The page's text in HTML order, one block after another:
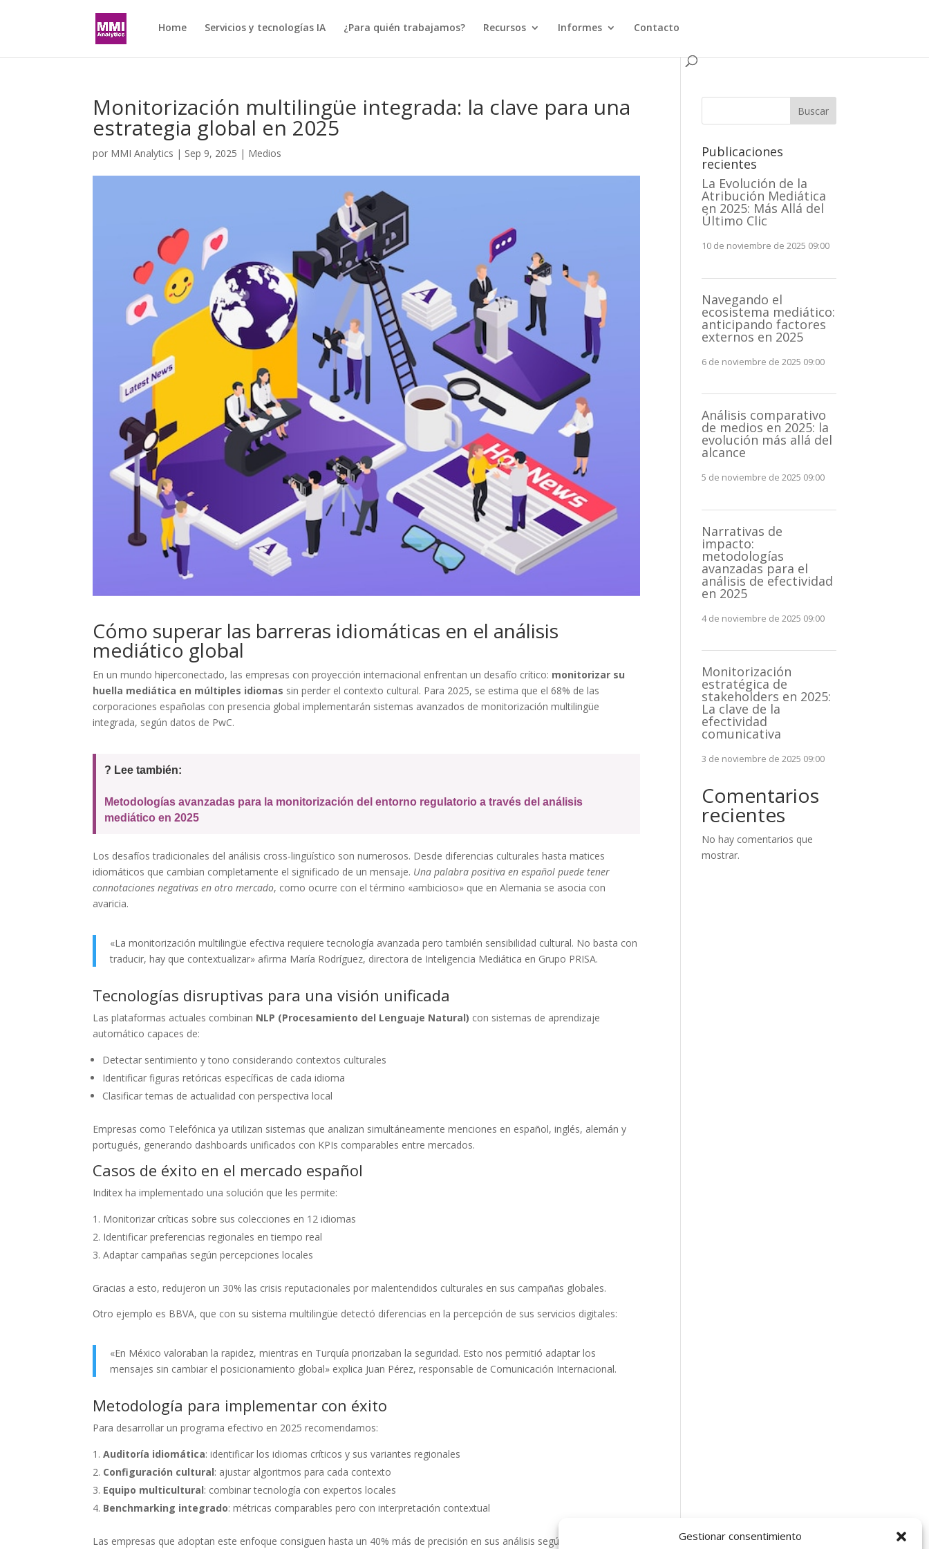
Gestionar consentimiento
Home Servicios y tecnologías IA ¿Para quién trabajamos? Recursos Informes Contacto
Monitorización multilingüe integrada: la clave para una
estrategia global en 2025
por MMI Analytics | Sep 9, 2025 | Medios
Cómo superar las barreras idiomáticas en el análisis
mediático global
En un mundo hiperconectado, las empresas con proyección internacional enfrentan un desafío crítico: monitorizar su
huella mediática en múltiples idiomas sin perder el contexto cultural. Para 2025, se estima que el 68% de las
corporaciones españolas con presencia global implementarán sistemas avanzados de monitorización multilingüe
integrada, según datos de PwC.
? Lee también:
Metodologías avanzadas para la monitorización del entorno regulatorio a través del análisis
mediático en 2025
Los desafíos tradicionales del análisis cross-lingüístico son numerosos. Desde diferencias culturales hasta matices
idiomáticos que cambian completamente el significado de un mensaje. Una palabra positiva en español puede tener
connotaciones negativas en otro mercado, como ocurre con el término «ambicioso» que en Alemania se asocia con
avaricia.
«La monitorización multilingüe efectiva requiere tecnología avanzada pero también sensibilidad cultural. No basta con
traducir, hay que contextualizar» afirma María Rodríguez, directora de Inteligencia Mediática en Grupo PRISA.
Tecnologías disruptivas para una visión unificada
Las plataformas actuales combinan NLP (Procesamiento del Lenguaje Natural) con sistemas de aprendizaje
automático capaces de:
Detectar sentimiento y tono considerando contextos culturales
Identificar figuras retóricas específicas de cada idioma
Clasificar temas de actualidad con perspectiva local
Empresas como Telefónica ya utilizan sistemas que analizan simultáneamente menciones en español, inglés, alemán y
portugués, generando dashboards unificados con KPIs comparables entre mercados.
Casos de éxito en el mercado español
Inditex ha implementado una solución que les permite:
Monitorizar críticas sobre sus colecciones en 12 idiomas
Identificar preferencias regionales en tiempo real
Adaptar campañas según percepciones locales
Gracias a esto, redujeron un 30% las crisis reputacionales por malentendidos culturales en sus campañas globales.
Otro ejemplo es BBVA, que con su sistema multilingüe detectó diferencias en la percepción de sus servicios digitales:
«En México valoraban la rapidez, mientras en Turquía priorizaban la seguridad. Esto nos permitió adaptar los
mensajes sin cambiar el posicionamiento global» explica Juan Pérez, responsable de Comunicación Internacional.
Metodología para implementar con éxito
Para desarrollar un programa efectivo en 2025 recomendamos:
Auditoría idiomática: identificar los idiomas críticos y sus variantes regionales
Configuración cultural: ajustar algoritmos para cada contexto
Equipo multicultural: combinar tecnología con expertos locales
Benchmarking integrado: métricas comparables pero con interpretación contextual
Las empresas que adoptan este enfoque consiguen hasta un 40% más de precisión en sus análisis según el último
Buscar
Publicaciones
recientes
La Evolución de la
Atribución Mediática
en 2025: Más Allá del
Último Clic
10 de noviembre de 2025 09:00
Navegando el
ecosistema mediático:
anticipando factores
externos en 2025
6 de noviembre de 2025 09:00
Análisis comparativo
de medios en 2025: la
evolución más allá del
alcance
5 de noviembre de 2025 09:00
Narrativas de
impacto:
metodologías
avanzadas para el
análisis de efectividad
en 2025
4 de noviembre de 2025 09:00
Monitorización
estratégica de
stakeholders en 2025:
La clave de la
efectividad
comunicativa
3 de noviembre de 2025 09:00
Comentarios
recientes
No hay comentarios que
mostrar.